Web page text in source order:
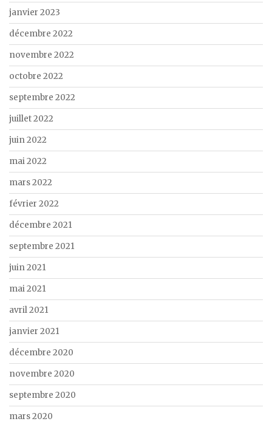
janvier 2023
décembre 2022
novembre 2022
octobre 2022
septembre 2022
juillet 2022
juin 2022
mai 2022
mars 2022
février 2022
décembre 2021
septembre 2021
juin 2021
mai 2021
avril 2021
janvier 2021
décembre 2020
novembre 2020
septembre 2020
mars 2020